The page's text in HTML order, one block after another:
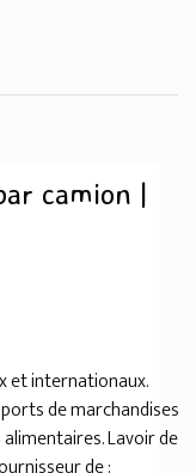
camion |
et internationaux.
de marchandises
Lavoir de